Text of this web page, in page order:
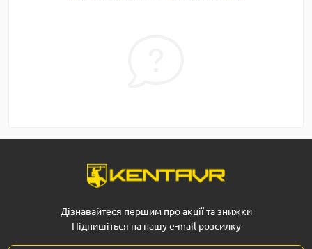
Дізнавайтеся першим про акції та знижки
Підпишіться на нашу e-mail розсилку